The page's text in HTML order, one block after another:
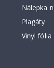
Nálepka
Plagáty
Vinyl fólia